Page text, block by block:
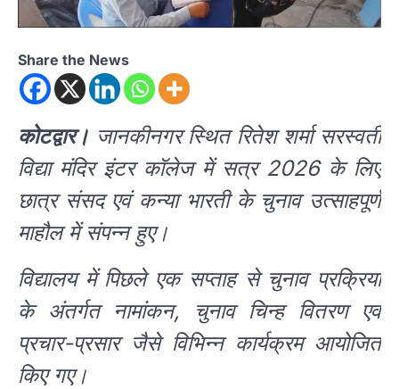
Share the News
कोटद्वार। जानकीनगर स्थित रितेश शर्मा सरस्वती
विद्या मंदिर इंटर कॉलेज में सत्र 2026 के लिए
छात्र संसद एवं कन्या भारती के चुनाव उत्साहपूर्ण
माहौल में संपन्न हुए।
विद्यालय में पिछले एक सप्ताह से चुनाव प्रक्रिया
के अंतर्गत नामांकन, चुनाव चिन्ह वितरण एवं
प्रचार-प्रसार जैसे विभिन्न कार्यक्रम आयोजित
किए गए।